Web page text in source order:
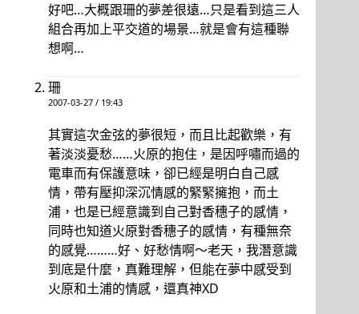
好吧…大概跟珊的夢差很遠…只是看到這三人
組合再加上平交道的場景…就是會有這種聯
想啊…
珊
2007-03-27 / 19:43
其實這次金弦的夢很短，而且比起歡樂，有
著淡淡憂愁……火原的抱住，是因呼嘯而過的
電車而有保護意味，卻已經是明白自己感
情，帶有壓抑深沉情感的緊緊擁抱，而土
浦，也是已經意識到自己對香穗子的感情，
同時也知道火原對香穗子的感情，有種無奈
的感覺………好、好愁情啊～老天，我潛意識
到底是什麼，真難理解，但能在夢中感受到
火原和土浦的情感，還真神XD